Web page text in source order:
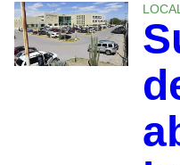
LOCAL